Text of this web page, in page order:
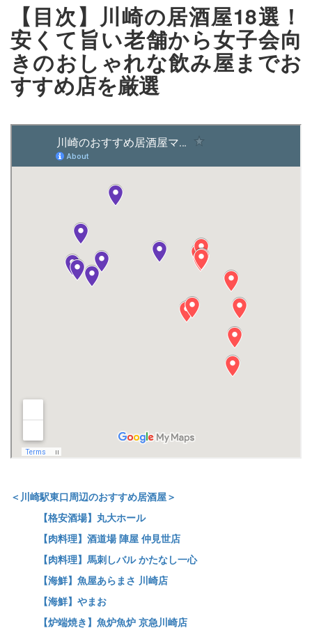
【目次】川崎の居酒屋18選！
安くて旨い老舗から女子会向
きのおしゃれな飲み屋までお
すすめ店を厳選
＜川崎駅東口周辺のおすすめ居酒屋＞
【格安酒場】丸大ホール
【肉料理】酒道場 陣屋 仲見世店
【肉料理】馬刺しバル かたなし一心
【海鮮】魚屋あらまさ 川崎店
【海鮮】やまお
【炉端焼き】魚炉魚炉 京急川崎店